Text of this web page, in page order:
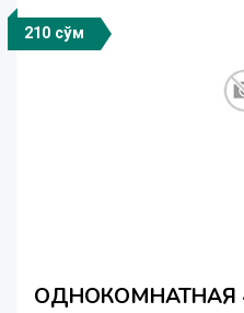
210 сўм
ОДНОКОМНАТНАЯ